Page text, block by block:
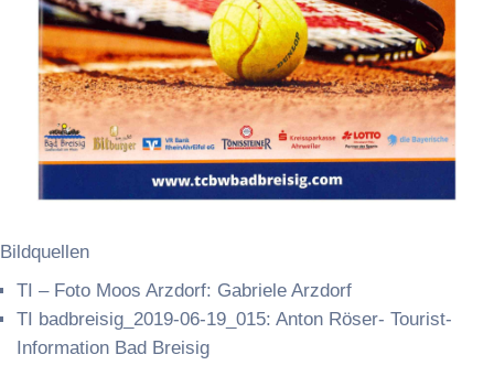
Bildquellen
TI – Foto Moos Arzdorf: Gabriele Arzdorf
TI badbreisig_2019-06-19_015: Anton Röser- Tourist-
Information Bad Breisig